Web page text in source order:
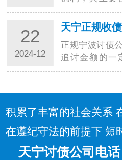
款。在选择收
要考虑多种因
需求并获得合
的收费方…
22
2024-12
正规宁波讨债
追讨金额的一
说，服务费用
主要费用，通
例来计算…
积累了丰富的社会关系
在遵纪守法的前提下 短
天宁讨债公司电